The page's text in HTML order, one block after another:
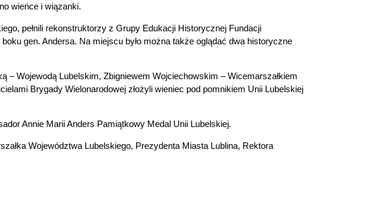
wieńce i wiązanki.
pełnili rekonstruktorzy z Grupy Edukacji Historycznej Fundacji
gen. Andersa. Na miejscu było można także oglądać dwa historyczne
– Wojewodą Lubelskim, Zbigniewem Wojciechowskim – Wicemarszałkiem
Brygady Wielonarodowej złożyli wieniec pod pomnikiem Unii Lubelskiej
Annie Marii Anders Pamiątkowy Medal Unii Lubelskiej.
Województwa Lubelskiego, Prezydenta Miasta Lublina, Rektora